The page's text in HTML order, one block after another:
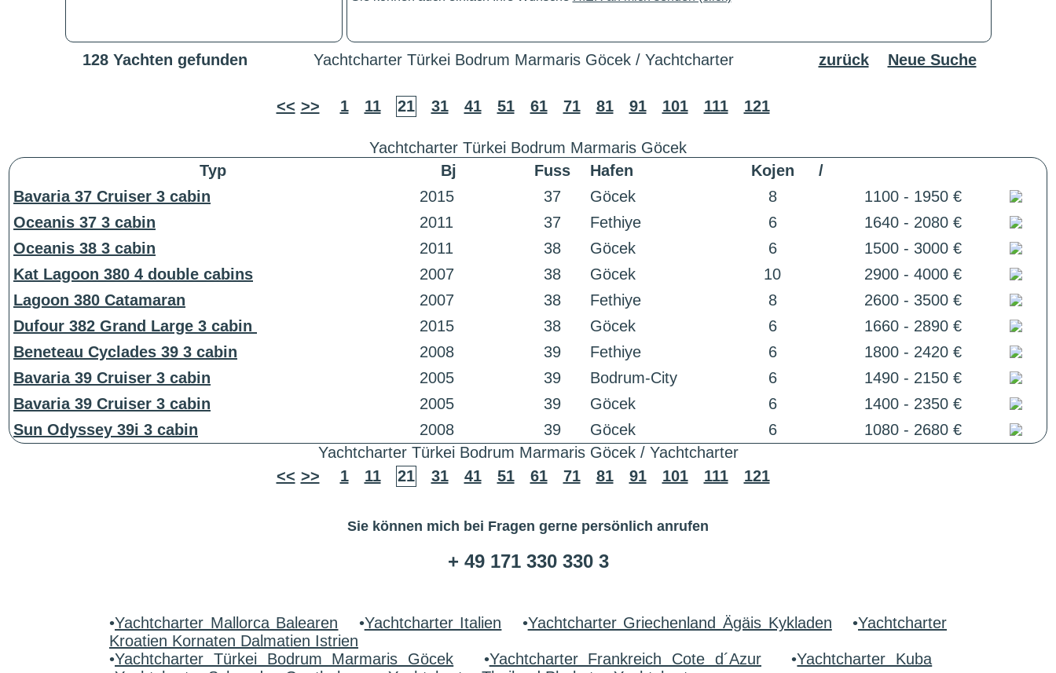
128 Yachten gefunden Yachtcharter Türkei Bodrum Marmaris Göcek / Yachtcharter zurück Neue Suche
<< >> 1 11 21 31 41 51 61 71 81 91 101 111 121
Yachtcharter Türkei Bodrum Marmaris Göcek
Typ
Bj Fuss Hafen Kojen
/
Bavaria 37 Cruiser 3 cabin
2015 37 Göcek 8
1100 - 1950 €
Oceanis 37 3 cabin
2011 37 Fethiye 6
1640 - 2080 €
Oceanis 38 3 cabin
2011 38 Göcek 6
1500 - 3000 €
Kat Lagoon 380 4 double cabins
2007 38 Göcek 10
2900 - 4000 €
Lagoon 380 Catamaran
2007 38 Fethiye 8
2600 - 3500 €
Dufour 382 Grand Large 3 cabin
2015 38 Göcek 6
1660 - 2890 €
Beneteau Cyclades 39 3 cabin
2008 39 Fethiye 6
1800 - 2420 €
Bavaria 39 Cruiser 3 cabin
2005 39 Bodrum-City 6
1490 - 2150 €
Bavaria 39 Cruiser 3 cabin
2005 39 Göcek 6
1400 - 2350 €
Sun Odyssey 39i 3 cabin
2008 39 Göcek 6
1080 - 2680 €
Yachtcharter Türkei Bodrum Marmaris Göcek / Yachtcharter
<< >> 1 11 21 31 41 51 61 71 81 91 101 111 121
Sie können mich bei Fragen gerne persönlich anrufen
+ 49 171 330 330 3
•Yachtcharter Mallorca Balearen •Yachtcharter Italien •Yachtcharter Griechenland Ägäis Kykladen •Yachtcharter
Kroatien Kornaten Dalmatien Istrien
•Yachtcharter Türkei Bodrum Marmaris Göcek •Yachtcharter Frankreich Cote d´Azur •Yachtcharter Kuba